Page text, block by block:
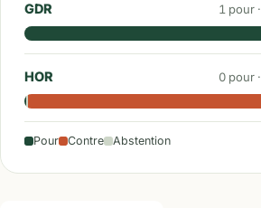
GDR 1 pour ·
HOR 0 pour ·
Pour Contre Abstention